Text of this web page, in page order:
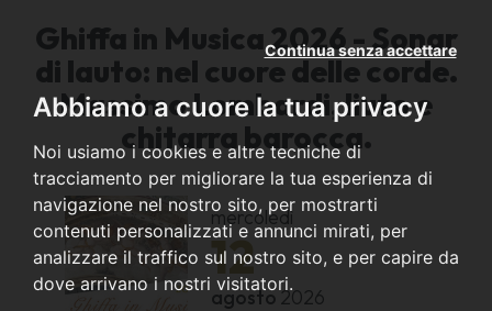
Abbiamo a cuore la tua privacy
Noi usiamo i cookies e altre tecniche di
tracciamento per migliorare la tua esperienza di
navigazione nel nostro sito, per mostrarti
contenuti personalizzati e annunci mirati, per
analizzare il traffico sul nostro sito, e per capire da
dove arrivano i nostri visitatori.
Continua senza accettare
Ghiffa in Musica 2026 - Sonar
di lauto: nel cuore delle corde.
Massimo Lombardi, liuto e
chitarra barocca.
mercoledì
12
agosto2026